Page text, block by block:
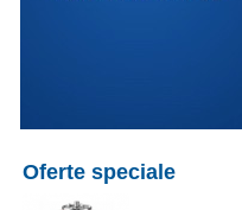
Oferte speciale